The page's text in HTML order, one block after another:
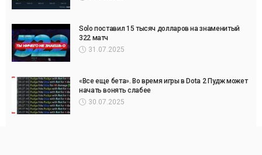
Solo поставил 15 тысяч долларов на знаменитый
322 матч
31.07.2025
«Все еще бета». Во время игры в Dota 2 Пудж может
начать вонять слабее
30.07.2025